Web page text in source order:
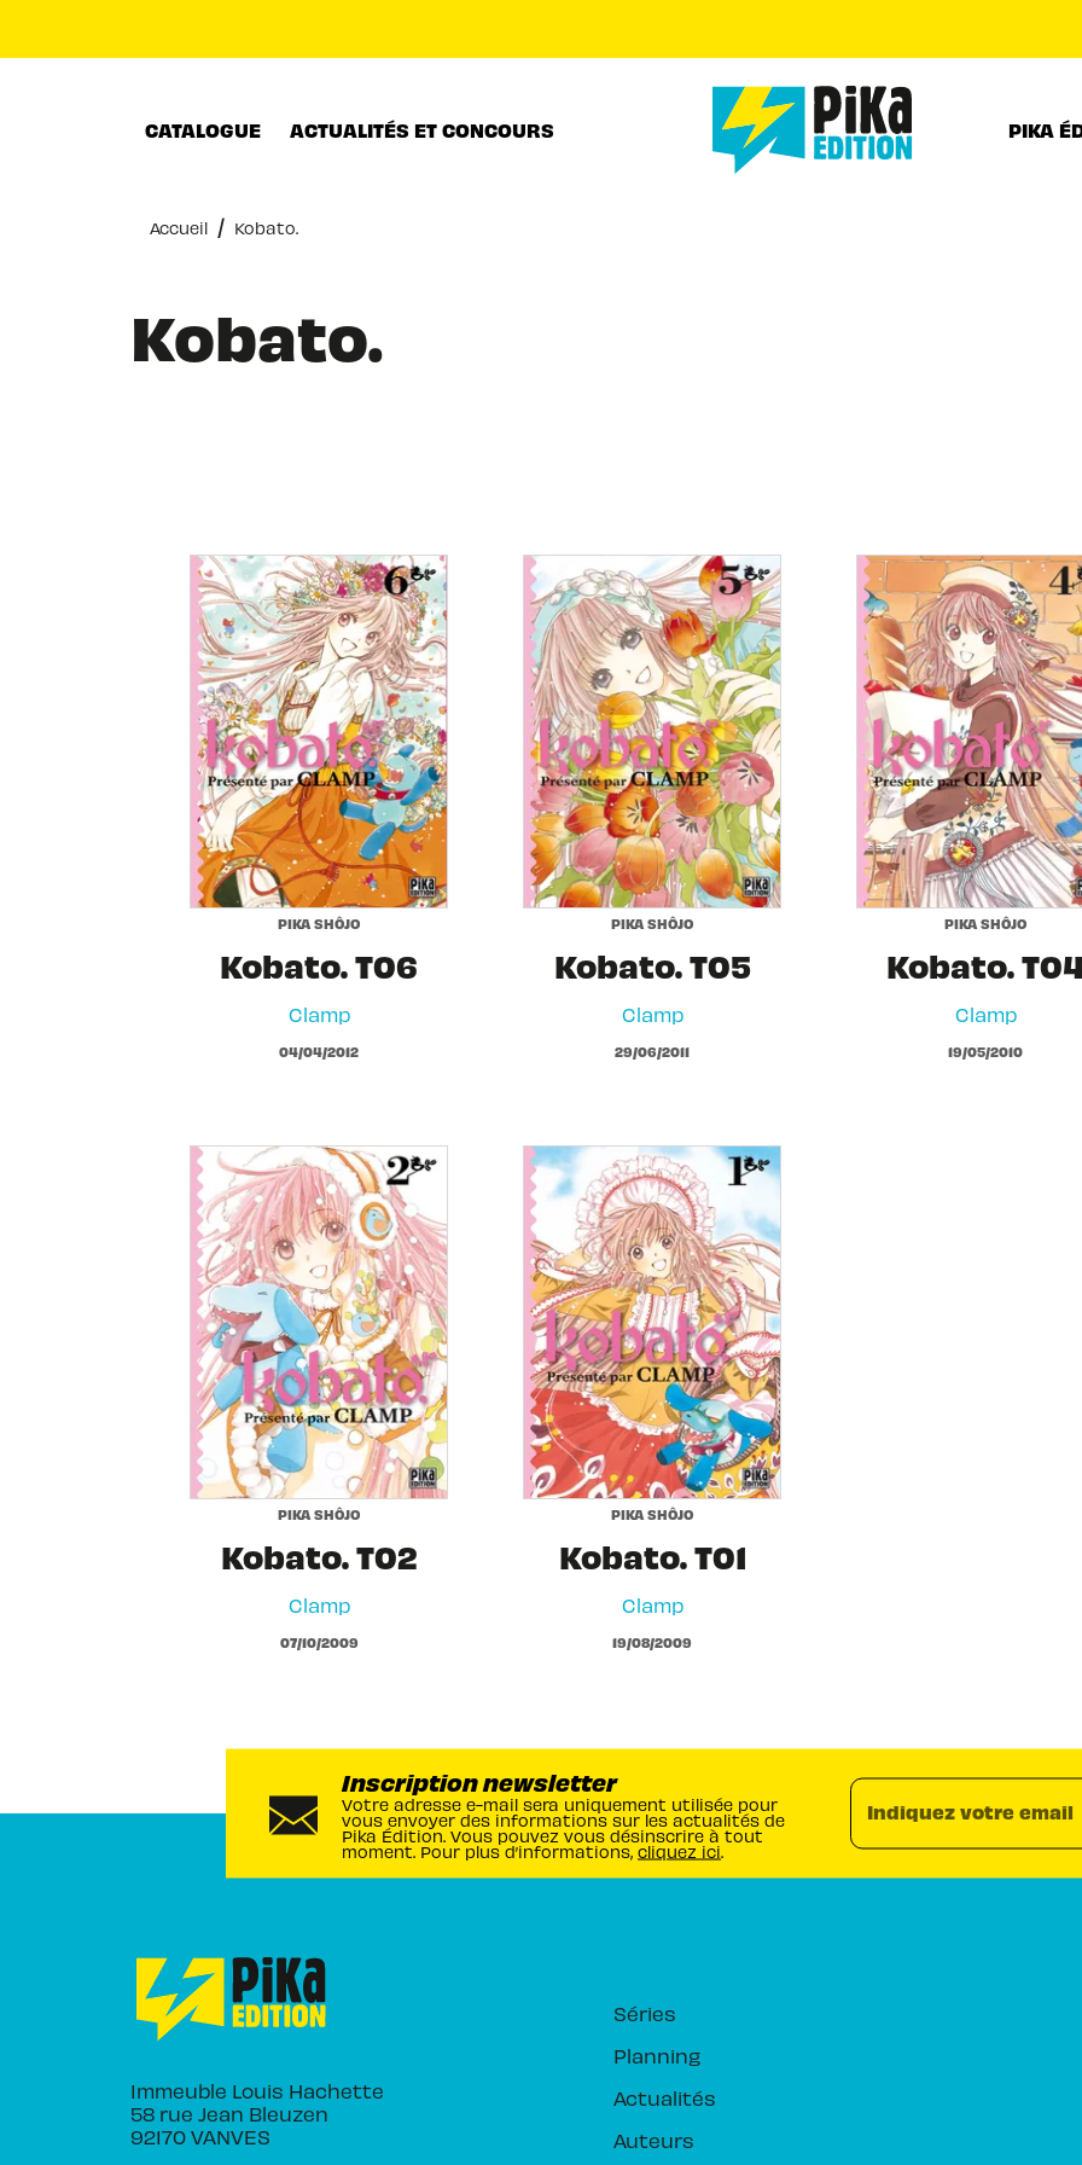
CATALOGUE ACTUALITÉS ET CONCOURS PIKA
Accueil / Kobato.
Kobato.
PIKA SHÔJO
Kobato. T06
Clamp
04/04/2012
PIKA SHÔJO
Kobato. T05
Clamp
29/06/2011
PIKA SHÔJO
Kobato.
Clamp
19/05/2010
PIKA SHÔJO
Kobato. T02
Clamp
07/10/2009
PIKA SHÔJO
Kobato. T01
Clamp
19/08/2009
Inscription newsletter
Votre adresse e-mail sera uniquement utilisée pour
vous envoyer des informations sur les actualités de
Pika Édition. Vous pouvez vous désinscrire à tout
moment. Pour plus d’informations, cliquez ici.
Indiquez votre email
Immeuble Louis Hachette
58 rue Jean Bleuzen
92170 VANVES
Séries
Planning
Actualités
Auteurs